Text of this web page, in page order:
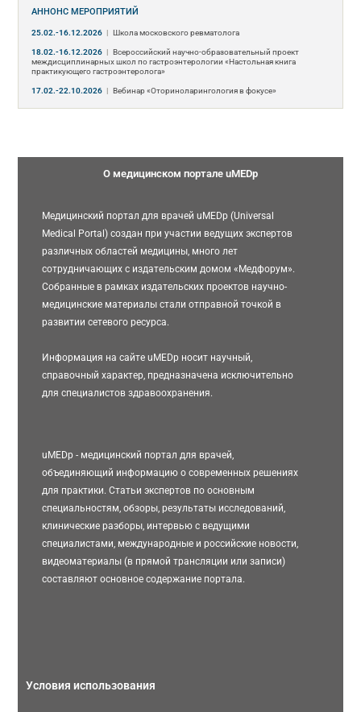
АННОНС МЕРОПРИЯТИЙ
25.02.-16.12.2026 | Школа московского ревматолога
18.02.-16.12.2026 | Всероссийский научно-образовательный проект
междисциплинарных школ по гастроэнтерологии «Настольная книга
практикующего гастроэнтеролога»
17.02.-22.10.2026 | Вебинар «Оториноларингология в фокусе»
О медицинском портале uMEDp
Медицинский портал для врачей uMEDp (Universal
Medical Portal) создан при участии ведущих экспертов
различных областей медицины, много лет
сотрудничающих с издательским домом «Медфорум».
Собранные в рамках издательских проектов научно-
медицинские материалы стали отправной точкой в
развитии сетевого ресурса.
Информация на сайте uMEDp носит научный,
справочный характер, предназначена исключительно
для специалистов здравоохранения.
uMEDp - медицинский портал для врачей,
объединяющий информацию о современных решениях
для практики. Статьи экспертов по основным
специальностям, обзоры, результаты исследований,
клинические разборы, интервью с ведущими
специалистами, международные и российские новости,
видеоматериалы (в прямой трансляции или записи)
составляют основное содержание портала.
Условия использования